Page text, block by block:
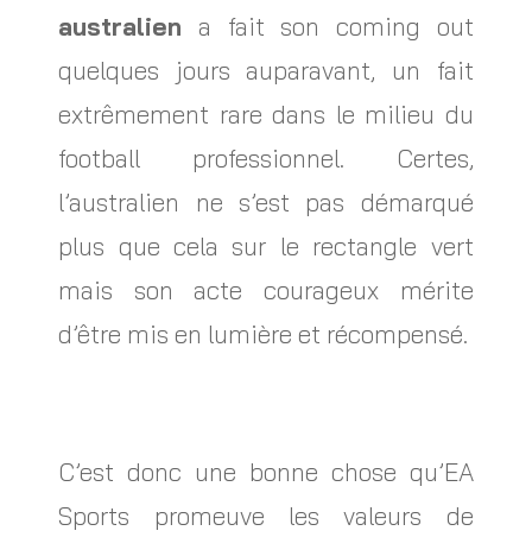
australien a fait son coming out
quelques jours auparavant, un fait
extrêmement rare dans le milieu du
football professionnel. Certes,
l’australien ne s’est pas démarqué
plus que cela sur le rectangle vert
mais son acte courageux mérite
d’être mis en lumière et récompensé.
C’est donc une bonne chose qu’EA
Sports promeuve les valeurs de